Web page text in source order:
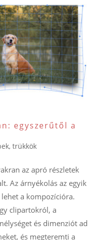
egyszerűtől a
trükkök
az apró részletek
Az árnyékolás az egyik
a kompozícióra.
clipartokról, a
és dimenziót ad
és megteremti a